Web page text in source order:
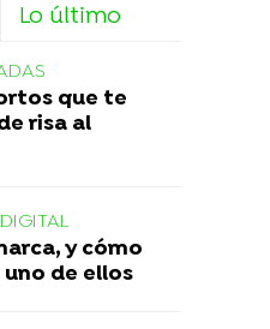
Lo último
que te
risa al
y cómo
uno de ellos